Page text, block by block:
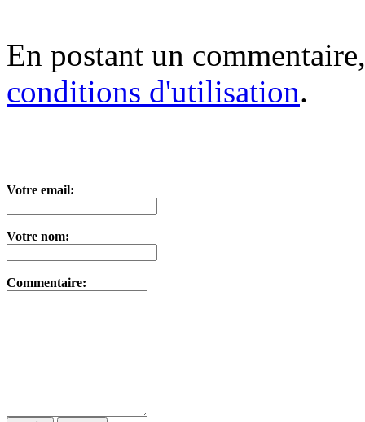
En postant un
conditions d'utilisation.
Votre email:
Votre nom:
Commentaire: